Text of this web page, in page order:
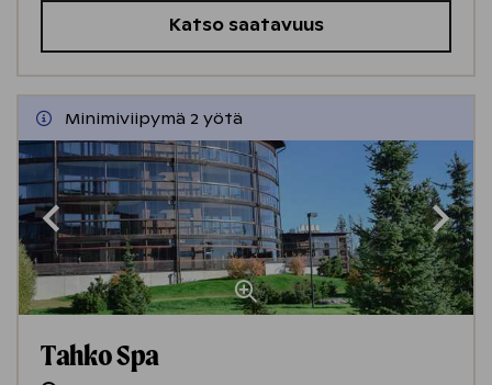
Katso saatavuus
Minimiviipymä 2 yötä
Tahko Spa